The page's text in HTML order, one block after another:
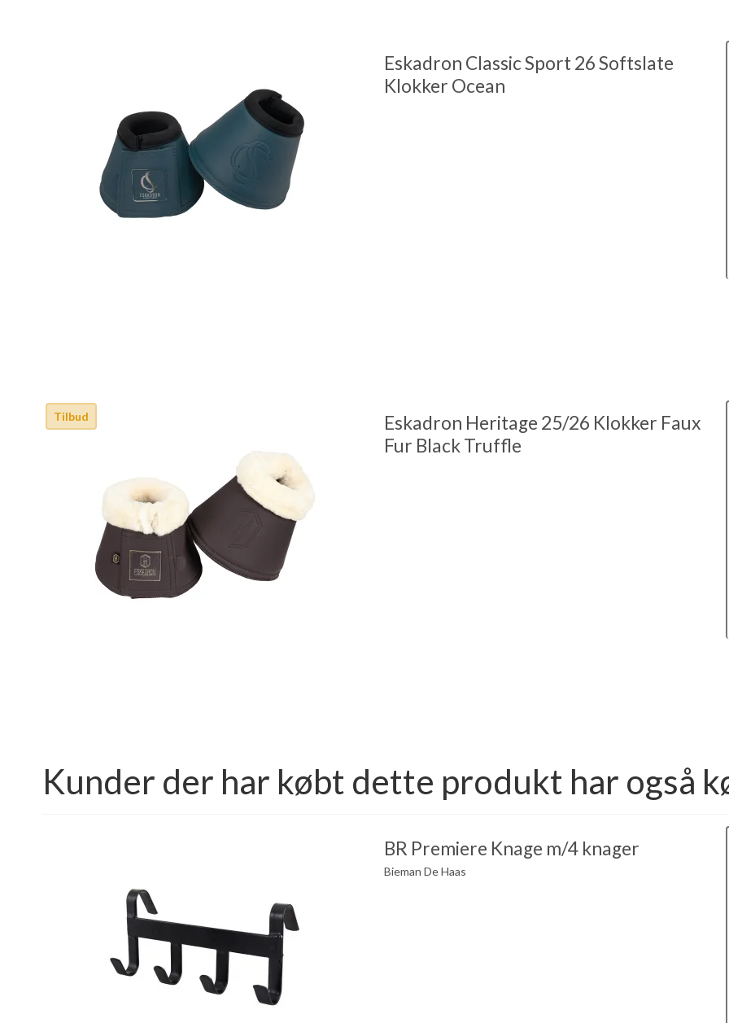
Eskadron Classic Sport 26 Softslate
Klokker Ocean
Tilbud
Eskadron Heritage 25/26 Klokker Faux
Fur Black Truffle
Kunder der har købt dette produkt har også
BR Premiere Knage m/4 knager
Bieman De Haas